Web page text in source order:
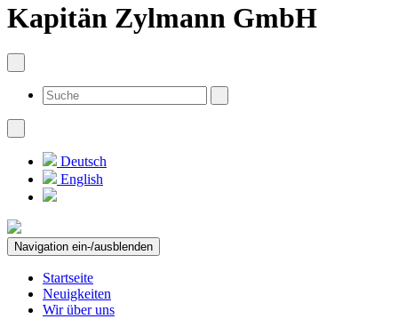
Kapitän Zylmann GmbH
Deutsch
English
Navigation ein-/ausblenden
Startseite
Neuigkeiten
Wir über uns